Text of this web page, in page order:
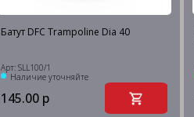
Батут DFC Trampoline Dia 40
Арт: SLL100/1
Наличие уточняйте
145.00 р